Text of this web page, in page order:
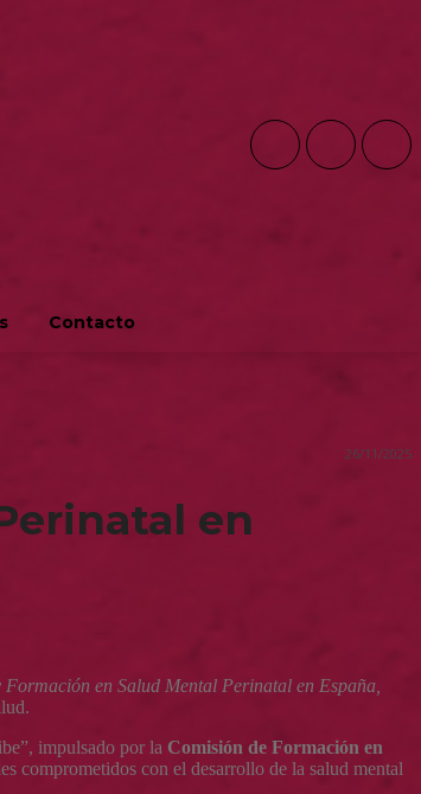
Contacto
26/11/2025
en
Formación en Salud Mental Perinatal en España,
impulsado por la Comisión de Formación en
comprometidos con el desarrollo de la salud mental